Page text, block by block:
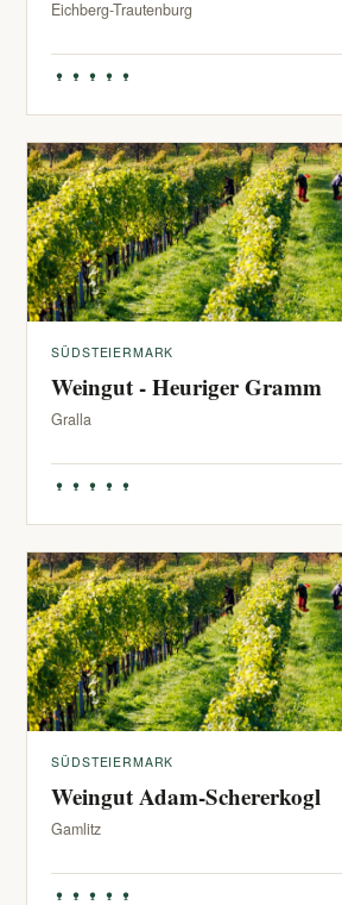
Eichberg-Trautenburg
SÜDSTEIERMARK
Weingut - Heuriger Gramm
Gralla
SÜDSTEIERMARK
Weingut Adam-Schererkogl
Gamlitz